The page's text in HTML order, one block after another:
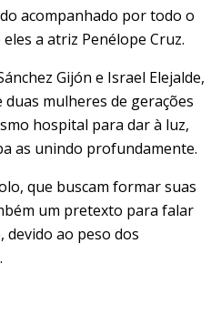
acompanhado por todo o
a atriz Penélope Cruz.
Gijón e Israel Elejalde,
mulheres de gerações
hospital para dar à luz,
as unindo profundamente.
que buscam formar suas
um pretexto para falar
devido ao peso dos